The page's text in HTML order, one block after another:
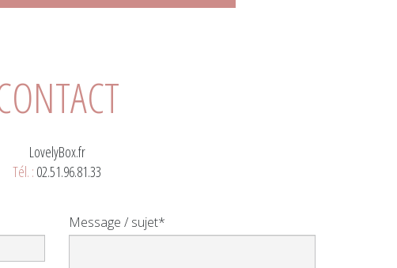
LovelyBox.fr
Tél. : 02.51.96.81.33
Message / sujet*